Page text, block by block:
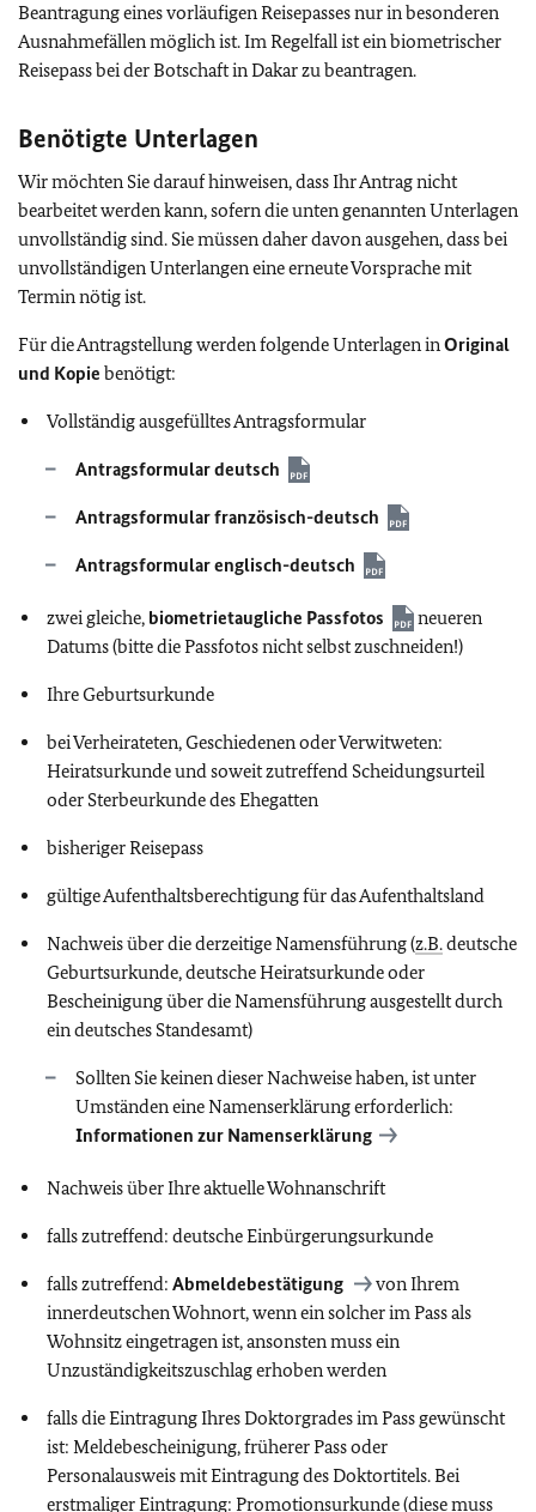
Beantragung eines vorläufigen Reisepasses nur in besonderen
Ausnahmefällen möglich ist. Im Regelfall ist ein biometrischer
Reisepass bei der Botschaft in Dakar zu beantragen.
Benötigte Unterlagen
Wir möchten Sie darauf hinweisen, dass Ihr Antrag nicht
bearbeitet werden kann, sofern die unten genannten Unterlagen
unvollständig sind. Sie müssen daher davon ausgehen, dass bei
unvollständigen Unterlangen eine erneute Vorsprache mit
Termin nötig ist.
Für die Antragstellung werden folgende Unterlagen inOriginal
und Kopie benötigt:
Vollständig ausgefülltes Antragsformular
Antragsformular deutsch
Antragsformular französisch-deutsch
Antragsformular englisch-deutsch
zwei gleiche, biometrietaugliche Passfotos
neueren
Datums (bitte die Passfotos nicht selbst zuschneiden!)
Ihre Geburtsurkunde
bei Verheirateten, Geschiedenen oder Verwitweten:
Heiratsurkunde und soweit zutreffend Scheidungsurteil
oder Sterbeurkunde des Ehegatten
bisheriger Reisepass
gültige Aufenthaltsberechtigung für das Aufenthaltsland
Nachweis über die derzeitige Namensführung (z.B.deutsche
Geburtsurkunde, deutsche Heiratsurkunde oder
Bescheinigung über die Namensführung ausgestellt durch
ein deutsches Standesamt)
Sollten Sie keinen dieser Nachweise haben, ist unter
Umständen eine Namenserklärung erforderlich:
Informationen zur Namenserklärung
Nachweis über Ihre aktuelle Wohnanschrift
falls zutreffend: deutsche Einbürgerungsurkunde
falls zutreffend: Abmeldebestätigung
von Ihrem
innerdeutschen Wohnort, wenn ein solcher im Pass als
Wohnsitz eingetragen ist, ansonsten muss ein
Unzuständigkeitszuschlag erhoben werden
falls die Eintragung Ihres Doktorgrades im Pass gewünscht
ist: Meldebescheinigung, früherer Pass oder
Personalausweis mit Eintragung des Doktortitels. Bei
erstmaliger Eintragung: Promotionsurkunde (diese muss